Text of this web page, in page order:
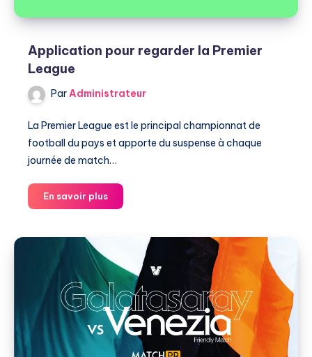
Application pour regarder la Premier
League
ParAdministrateur
La Premier League est le principal championnat de
football du pays et apporte du suspense à chaque
journée de match…
En savoir plusApplication
pour
Premier
League